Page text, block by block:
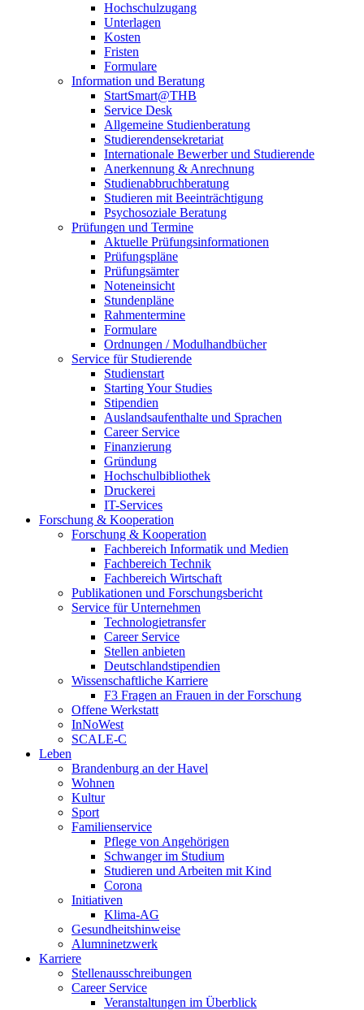
Hochschulzugang
Unterlagen
Kosten
Fristen
Formulare
Information und Beratung
StartSmart@THB
Service Desk
Allgemeine Studienberatung
Studierendensekretariat
Internationale Bewerber und Studierende
Anerkennung & Anrechnung
Studienabbruchberatung
Studieren mit Beeinträchtigung
Psychosoziale Beratung
Prüfungen und Termine
Aktuelle Prüfungsinformationen
Prüfungspläne
Prüfungsämter
Noteneinsicht
Stundenpläne
Rahmentermine
Formulare
Ordnungen / Modulhandbücher
Service für Studierende
Studienstart
Starting Your Studies
Stipendien
Auslandsaufenthalte und Sprachen
Career Service
Finanzierung
Gründung
Hochschulbibliothek
Druckerei
IT-Services
Forschung & Kooperation
Forschung & Kooperation
Fachbereich Informatik und Medien
Fachbereich Technik
Fachbereich Wirtschaft
Publikationen und Forschungsbericht
Service für Unternehmen
Technologietransfer
Career Service
Stellen anbieten
Deutschlandstipendien
Wissenschaftliche Karriere
F3 Fragen an Frauen in der Forschung
Offene Werkstatt
InNoWest
SCALE-C
Leben
Brandenburg an der Havel
Wohnen
Kultur
Sport
Familienservice
Pflege von Angehörigen
Schwanger im Studium
Studieren und Arbeiten mit Kind
Corona
Initiativen
Klima-AG
Gesundheitshinweise
Alumninetzwerk
Karriere
Stellenausschreibungen
Career Service
Veranstaltungen im Überblick